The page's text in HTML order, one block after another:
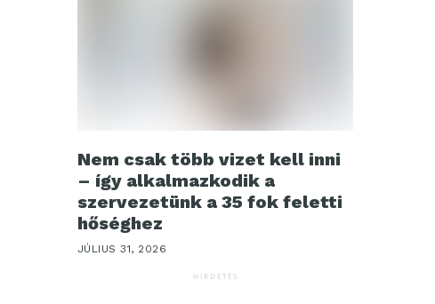
Nem csak több vizet kell inni
– így alkalmazkodik a
szervezetünk a 35 fok feletti
hőséghez
JÚLIUS 31, 2026
HIRDETÉS